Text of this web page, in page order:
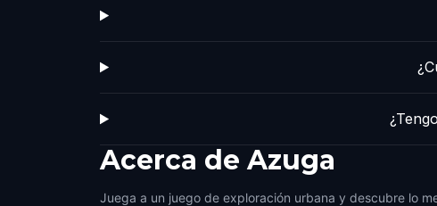
Acerca de Azuga
Juega a un juego de exploración urbana y descubre lo